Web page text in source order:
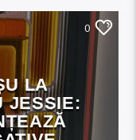
0
LA
JESSIE: